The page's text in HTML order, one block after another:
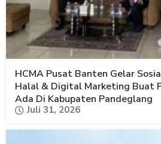
HCMA Pusat Banten Gelar
Halal & Digital Marketing Buat
Ada Di Kabupaten Pandeglang
Juli 31, 2026